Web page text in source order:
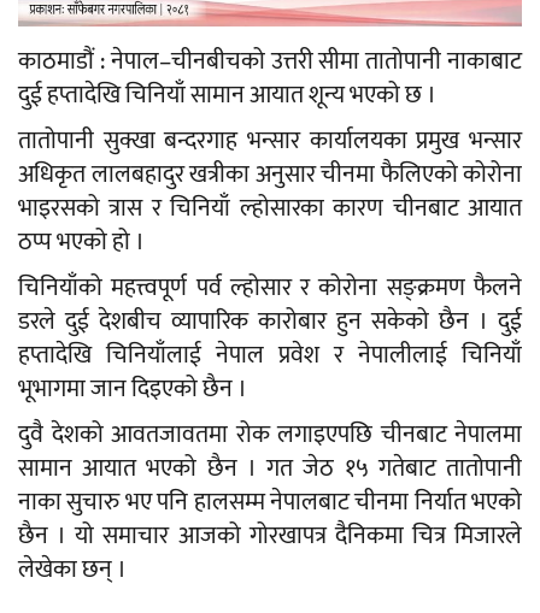
काठमाडौं : नेपाल–चीनबीचको उत्तरी सीमा तातोपानी नाकाबाट
दुई हप्तादेखि चिनियाँ सामान आयात शून्य भएको छ ।
तातोपानी सुक्खा बन्दरगाह भन्सार कार्यालयका प्रमुख भन्सार
अधिकृत लालबहादुर खत्रीका अनुसार चीनमा फैलिएको कोरोना
भाइरसको त्रास र चिनियाँ ल्होसारका कारण चीनबाट आयात
ठप्प भएको हो ।
चिनियाँको महत्त्वपूर्ण पर्व ल्होसार र कोरोना सङ्क्रमण फैलने
डरले दुई देशबीच व्यापारिक कारोबार हुन सकेको छैन । दुई
हप्तादेखि चिनियाँलाई नेपाल प्रवेश र नेपालीलाई चिनियाँ
भूभागमा जान दिइएको छैन ।
दुवै देशको आवतजावतमा रोक लगाइएपछि चीनबाट नेपालमा
सामान आयात भएको छैन । गत जेठ १५ गतेबाट तातोपानी
नाका सुचारु भए पनि हालसम्म नेपालबाट चीनमा निर्यात भएको
छैन । यो समाचार आजको गोरखापत्र दैनिकमा चित्र मिजारले
लेखेका छन् ।